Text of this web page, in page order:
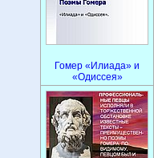
Гомер «Илиада» и
«Одиссея»